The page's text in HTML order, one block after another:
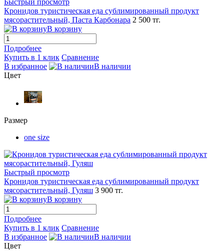
Быстрый просмотр
Кронидов туристическая еда сублимированный продукт
мясорастительный, Паста Карбонара 2 500 тг.
В корзину
Подробнее
Купить в 1 клик Сравнение
В избранное
В наличии
Цвет
Размер
one size
Быстрый просмотр
Кронидов туристическая еда сублимированный продукт
мясорастительный, Гуляш 3 900 тг.
В корзину
Подробнее
Купить в 1 клик Сравнение
В избранное
В наличии
Цвет